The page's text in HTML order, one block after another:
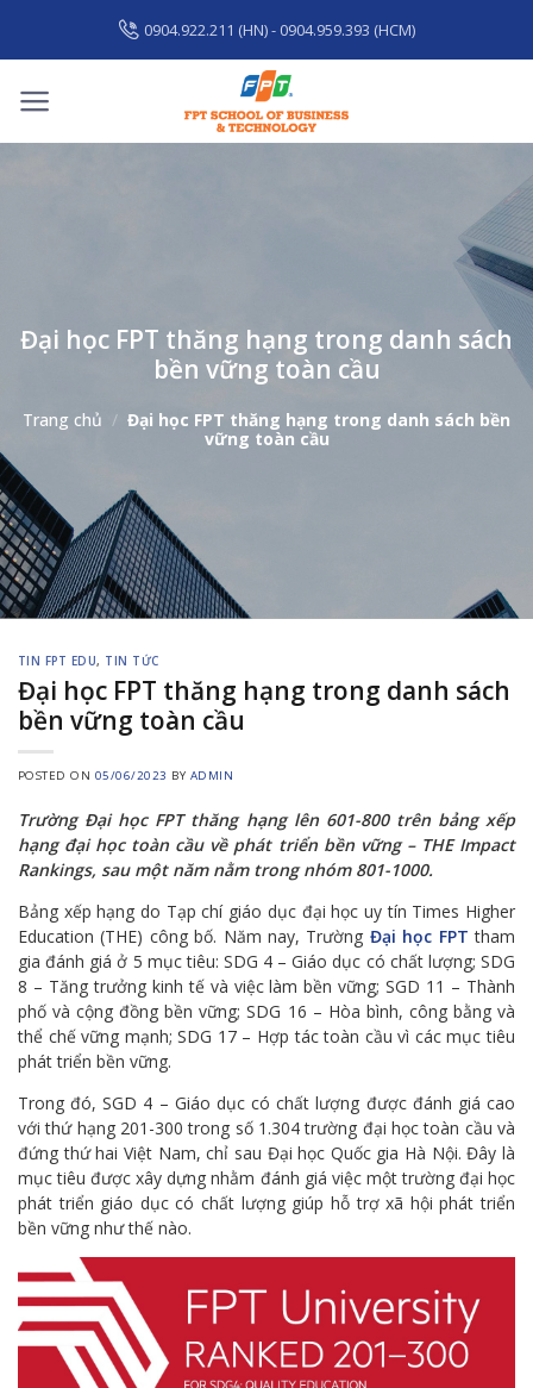
content
0904.922.211 (HN) - 0904.959.393 (HCM)
Đại học FPT thăng hạng trong danh sách
bền vững toàn cầu
Trang chủ / Đại học FPT thăng hạng trong danh sách bền
vững toàn cầu
TIN FPT EDU, TIN TỨC
Đại học FPT thăng hạng trong danh sách
bền vững toàn cầu
POSTED ON 05/06/2023 BY ADMIN
Trường Đại học FPT thăng hạng lên 601-800 trên bảng xếp
hạng đại học toàn cầu về phát triển bền vững – THE Impact
Rankings, sau một năm nằm trong nhóm 801-1000.
Bảng xếp hạng do Tạp chí giáo dục đại học uy tín Times Higher
Education (THE) công bố. Năm nay, Trường Đại học FPT tham
gia đánh giá ở 5 mục tiêu: SDG 4 – Giáo dục có chất lượng; SDG
8 – Tăng trưởng kinh tế và việc làm bền vững; SGD 11 – Thành
phố và cộng đồng bền vững; SDG 16 – Hòa bình, công bằng và
thể chế vững mạnh; SDG 17 – Hợp tác toàn cầu vì các mục tiêu
phát triển bền vững.
Trong đó, SGD 4 – Giáo dục có chất lượng được đánh giá cao
với thứ hạng 201-300 trong số 1.304 trường đại học toàn cầu và
đứng thứ hai Việt Nam, chỉ sau Đại học Quốc gia Hà Nội. Đây là
mục tiêu được xây dựng nhằm đánh giá việc một trường đại học
phát triển giáo dục có chất lượng giúp hỗ trợ xã hội phát triển
bền vững như thế nào.